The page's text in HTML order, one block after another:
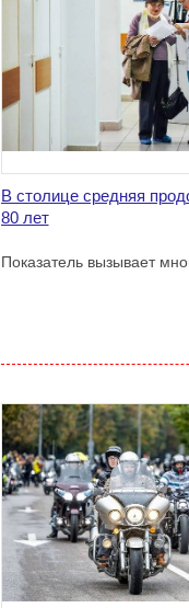
В столице средняя
80 лет
Показатель вызывает